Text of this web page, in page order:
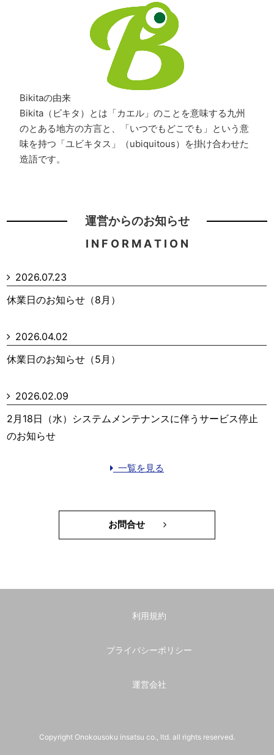
Bikitaの由来
Bikita（ビキタ）とは「カエル」のことを意味する九州
のとある地方の方言と、「いつでもどこでも」という意
味を持つ「ユビキタス」（ubiquitous）を掛け合わせた
造語です。
運営からのお知らせ
I N F O R M A T I O N
2026.07.23
休業日のお知らせ（8月）
2026.04.02
休業日のお知らせ（5月）
2026.02.09
2月18日（水）システムメンテナンスに伴うサービス停止
のお知らせ
一覧を見る
利用規約
プライバシーポリシー
運営会社
Copyright Onokousoku insatsu co., ltd. all rights reserved.